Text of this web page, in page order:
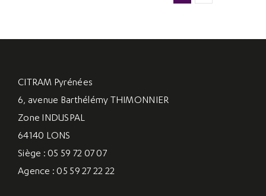
CITRAM Pyrénées
6, avenue Barthélémy THIMONNIER
Zone INDUSPAL
64140 LONS
Siège : 05 59 72 07 07
Agence : 05 59 27 22 22